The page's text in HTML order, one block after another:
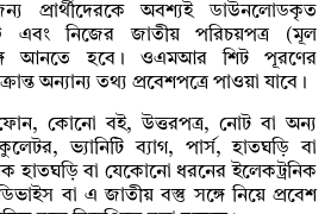
প্রার্থীদেরকে অবশ্যই ডাউনলোডকৃত
এবং নিজের জাতীয় পরিচয়পত্র (মূল
আনতে হবে। ওএমআর শিট পূরণের
অন্যান্য তথ্য প্রবেশপত্রে পাওয়া যাবে।
ফোন, কোনো বই, উত্তরপত্র, নোট বা অন্য
ভ্যানিটি ব্যাগ, পার্স, হাতঘড়ি বা
হাতঘড়ি বা যেকোনো ধরনের ইলেকট্রনিক
বা এ জাতীয় বস্তু সঙ্গে নিয়ে প্রবেশ